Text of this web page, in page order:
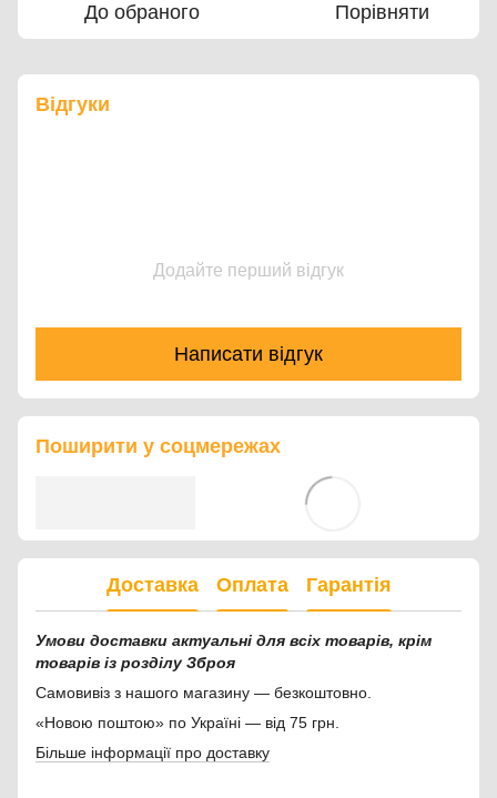
До обраного Порівняти
Відгуки
Додайте перший відгук
Написати відгук
Поширити у соцмережах
Доставка Оплата Гарантія
Умови доставки актуальні для всіх товарів, крім
товарів із розділу Зброя
Самовивіз з нашого магазину — безкоштовно.
«Новою поштою» по Україні — від 75 грн.
Більше інформації про доставку